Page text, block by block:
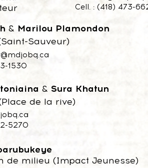
Cell. : (418) 473-
& Marilou Plamondon
Sauveur)
1530
& Sura Khatun
de la rive)
5270
de milieu (Impact Jeunesse)